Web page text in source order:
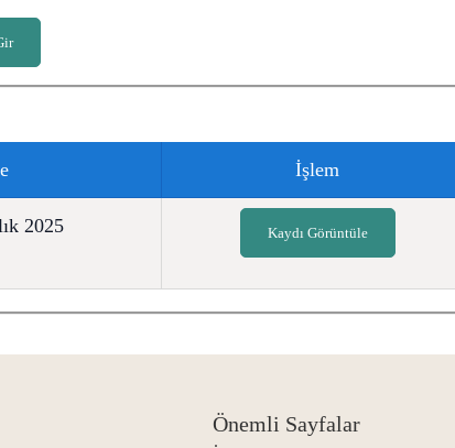
İşlem
2025 Kaydı Görüntüle
Önemli Sayfalar